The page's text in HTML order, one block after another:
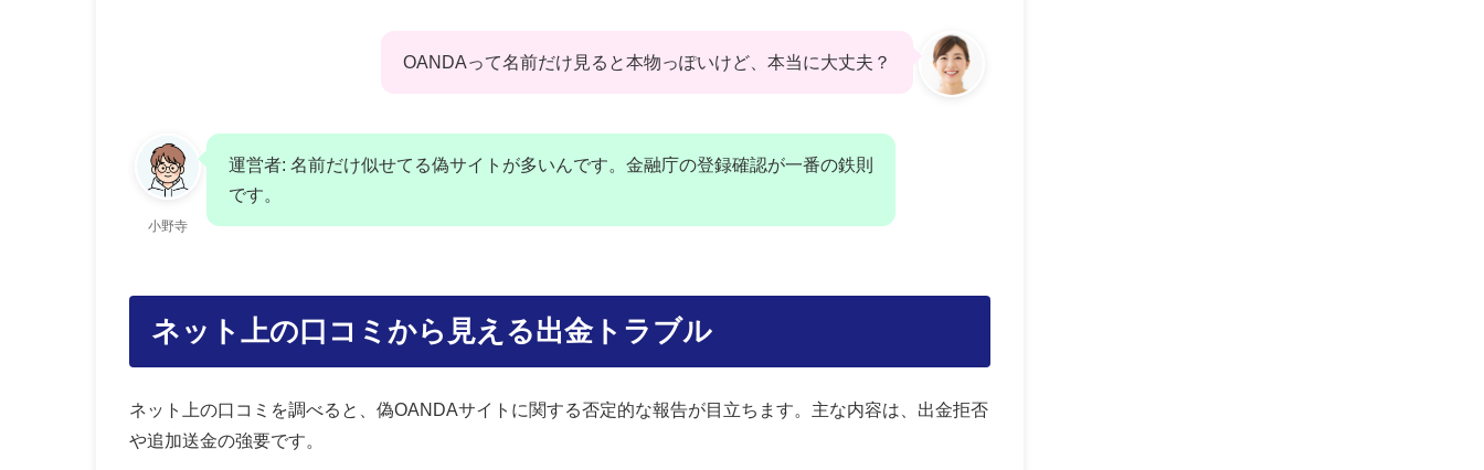
OANDAって名前だけ見ると本物っぽいけど、本当に大丈夫？
小野寺
運営者: 名前だけ似せてる偽サイトが多いんです。金融庁の登録確認が一番の鉄則
です。
ネット上の口コミから見える出金トラブル
ネット上の口コミを調べると、偽OANDAサイトに関する否定的な報告が目立ちます。主な内容は、出金拒否
や追加送金の強要です。